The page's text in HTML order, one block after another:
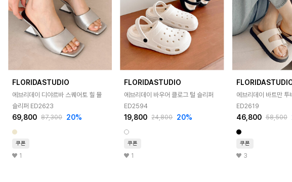
FLORIDASTUDIO
에브리데이 디야르바 스퀘어토 힐 뮬
슬리퍼 ED2623
69,800 87,300 20%
쿠폰
1
FLORIDASTUDIO
에브리데이 바우어 클로그 털 슬리퍼
ED2594
19,800 24,800 20%
쿠폰
1
에브리데이 바트만 투
ED2619
46,800 58,500
쿠폰
3